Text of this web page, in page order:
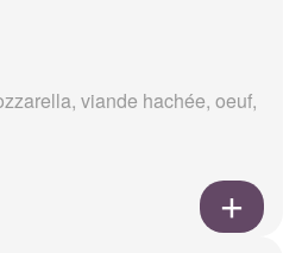
viande hachée, oeuf,